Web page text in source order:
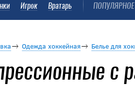
Игрок Вратарь
Одежда хоккейная Белье для
с